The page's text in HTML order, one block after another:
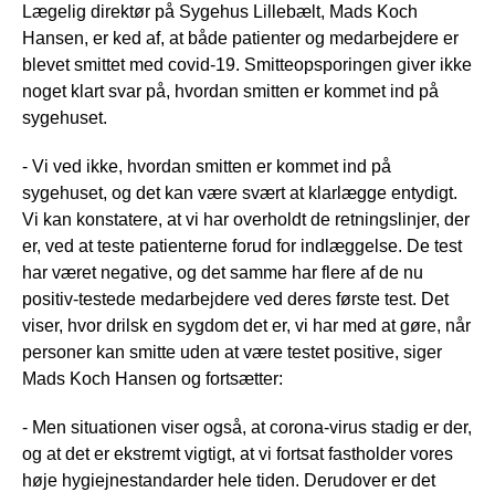
Lægelig direktør på Sygehus Lillebælt, Mads Koch
Hansen, er ked af, at både patienter og medarbejdere er
blevet smittet med covid-19. Smitteopsporingen giver ikke
noget klart svar på, hvordan smitten er kommet ind på
sygehuset.
- Vi ved ikke, hvordan smitten er kommet ind på
sygehuset, og det kan være svært at klarlægge entydigt.
Vi kan konstatere, at vi har overholdt de retningslinjer, der
er, ved at teste patienterne forud for indlæggelse. De test
har været negative, og det samme har flere af de nu
positiv-testede medarbejdere ved deres første test. Det
viser, hvor drilsk en sygdom det er, vi har med at gøre, når
personer kan smitte uden at være testet positive, siger
Mads Koch Hansen og fortsætter:
- Men situationen viser også, at corona-virus stadig er der,
og at det er ekstremt vigtigt, at vi fortsat fastholder vores
høje hygiejnestandarder hele tiden. Derudover er det